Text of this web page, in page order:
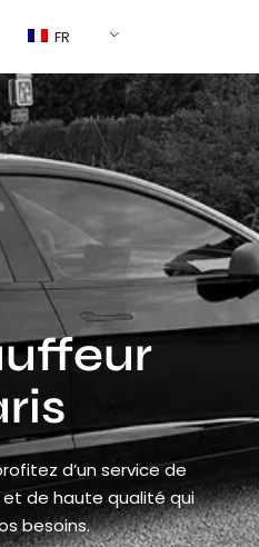
FR
d’un service de
de haute qualité qui
besoins.